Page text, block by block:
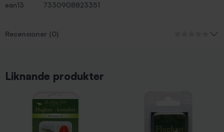
ean13
7330908823351
Recensioner (0)
Liknande produkter